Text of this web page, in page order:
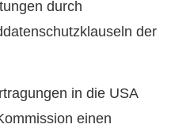
durch
der
in die USA
einen